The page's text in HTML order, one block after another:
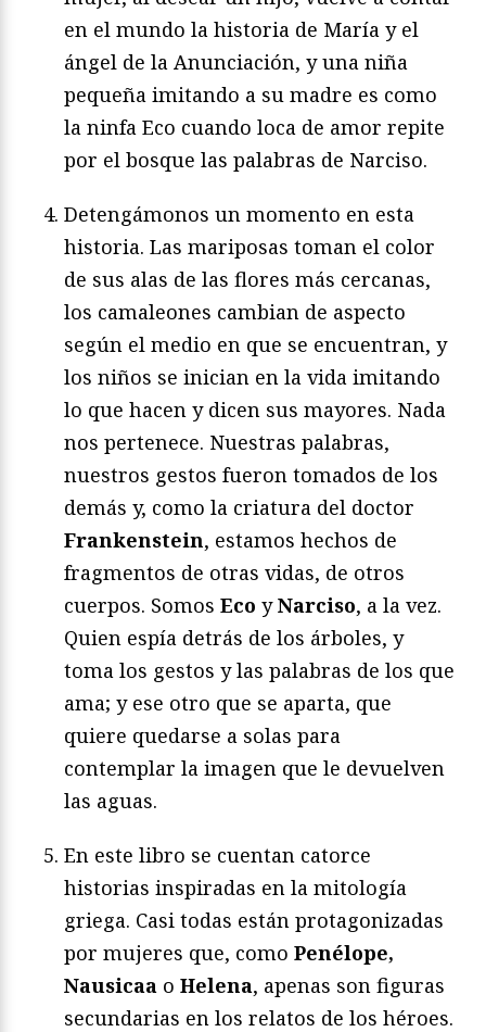
en el mundo la historia de María y el
ángel de la Anunciación, y una niña
pequeña imitando a su madre es como
la ninfa Eco cuando loca de amor repite
por el bosque las palabras de Narciso.
Detengámonos un momento en esta
historia. Las mariposas toman el color
de sus alas de las flores más cercanas,
los camaleones cambian de aspecto
según el medio en que se encuentran, y
los niños se inician en la vida imitando
lo que hacen y dicen sus mayores. Nada
nos pertenece. Nuestras palabras,
nuestros gestos fueron tomados de los
demás y, como la criatura del doctor
Frankenstein, estamos hechos de
fragmentos de otras vidas, de otros
cuerpos. Somos Eco yNarciso, a la vez.
Quien espía detrás de los árboles, y
toma los gestos y las palabras de los que
ama; y ese otro que se aparta, que
quiere quedarse a solas para
contemplar la imagen que le devuelven
las aguas.
En este libro se cuentan catorce
historias inspiradas en la mitología
griega. Casi todas están protagonizadas
por mujeres que, como Penélope,
Nausicaa o Helena, apenas son figuras
secundarias en los relatos de los héroes.